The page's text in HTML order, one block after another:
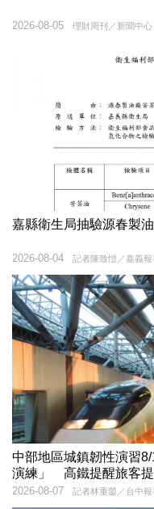
理財周刊／新聞中心
2026-08-05
嘉縣衛生局抽驗源春製
記者陳致愷／嘉義報
2026-08-04
中部地區城鎮韌性演習
演練」 高鐵提醒旅客
記者林重鎣／台中報
2026-08-07